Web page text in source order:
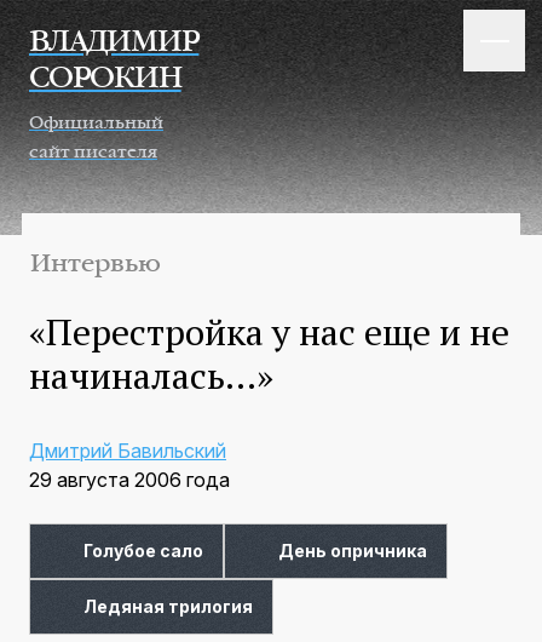
Перейти к основному содержанию
ВЛАДИМИР
СОРОКИН
Официальный
сайт писателя
Интервью
«Перестройка у нас еще и не
начиналась…»
Дмитрий Бавильский
29 августа 2006 года
Голубое сало День опричника
Ледяная трилогия